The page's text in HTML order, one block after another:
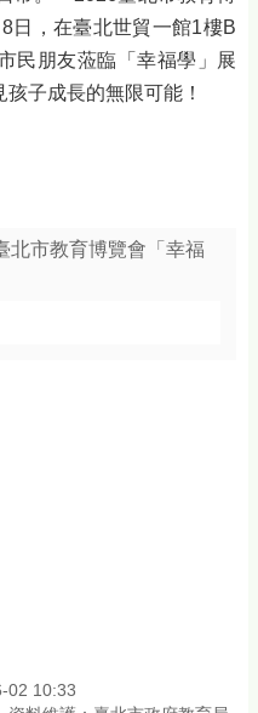
日，在臺北世貿一館1樓B
民朋友蒞臨「幸福學」展
子成長的無限可能！
北市教育博覽會「幸福
02 10:33